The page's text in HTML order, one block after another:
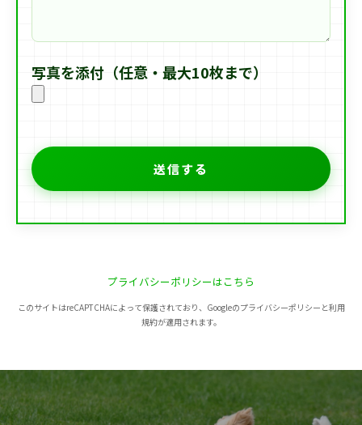
写真を添付（任意・最大10枚まで）
プライバシーポリシーはこちら
このサイトはreCAPTCHAによって保護されており、Googleのプライバシーポリシーと利用
規約が適用されます。